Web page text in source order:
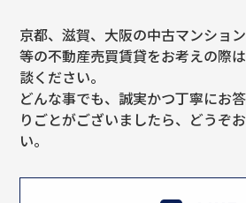
京都、滋賀、大阪の中古マンショ
等の不動産売買賃貸をお考えの際
談ください。
どんな事でも、誠実かつ丁寧にお
りごとがございましたら、どうぞ
い。